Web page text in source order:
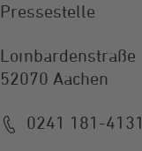
Pressestelle
Lombardenstraße
52070 Aachen
0241 181-